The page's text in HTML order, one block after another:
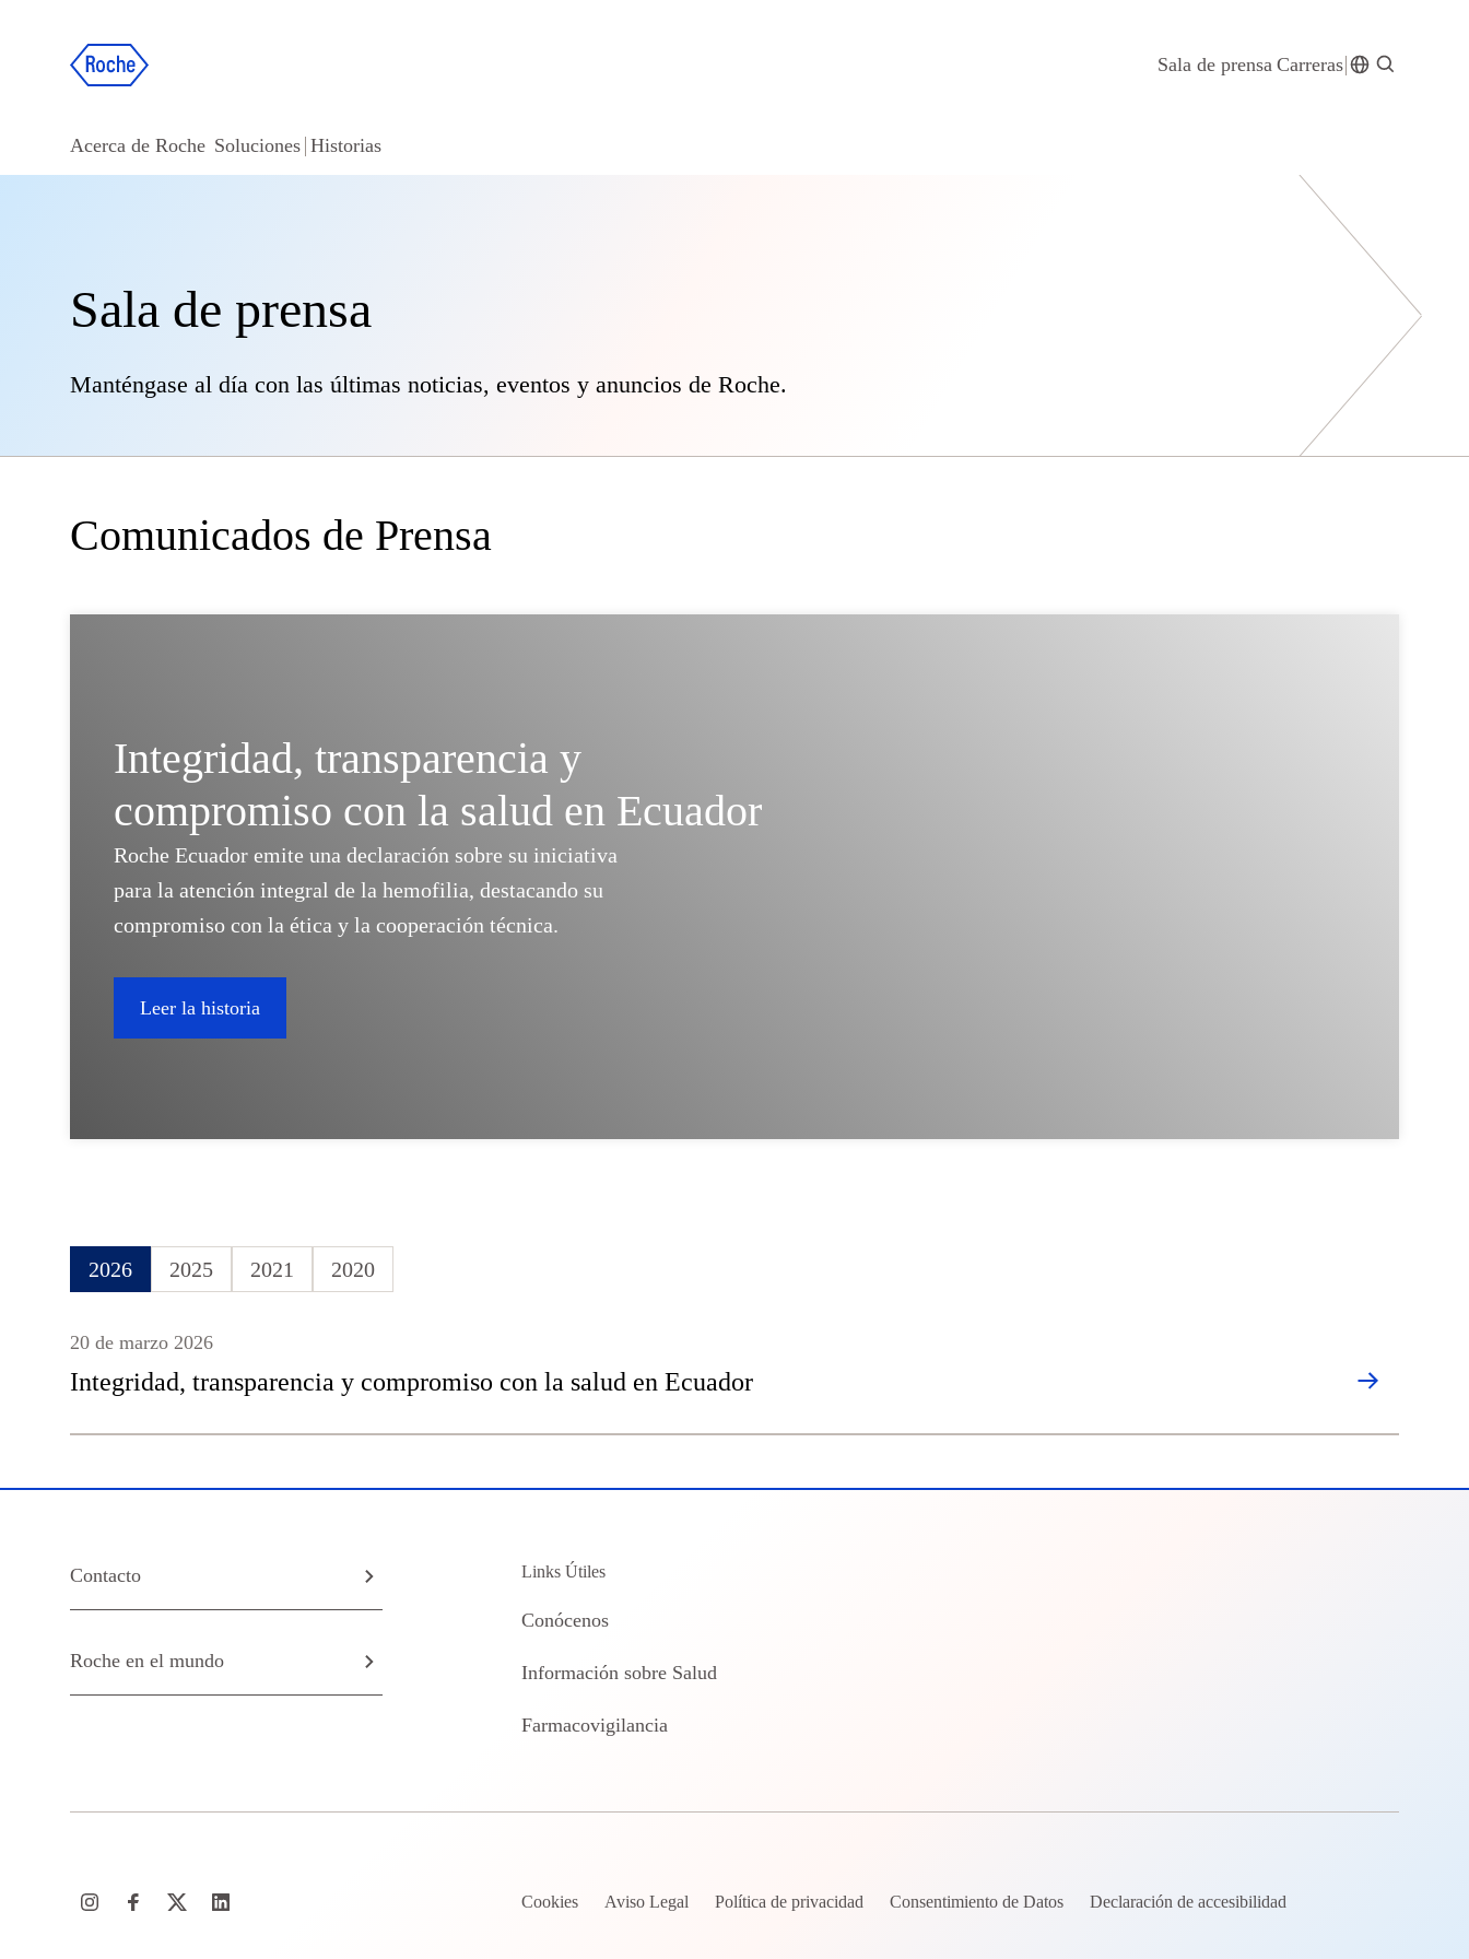
Sala de prensa Carreras
Acerca de Roche Soluciones Historias
Sala de prensa
Manténgase al día con las últimas noticias, eventos y anuncios de Roche.
Comunicados de Prensa
Integridad, transparencia y
compromiso con la salud en Ecuador
Roche Ecuador emite una declaración sobre su iniciativa
para la atención integral de la hemofilia, destacando su
compromiso con la ética y la cooperación técnica.
Leer la historia
2026 2025 2021 2020
Integridad, transparencia y compromiso con la salud en Ecuador
20 de marzo 2026
Contacto
Roche en el mundo
Links Útiles
Conócenos
Información sobre Salud
Farmacovigilancia
Cookies Aviso Legal Política de privacidad Consentimiento de Datos Declaración de accesibilidad